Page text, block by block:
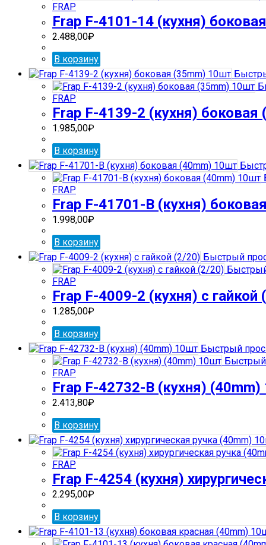
FRAP
Frap F-4101-14 (кухня)
2.488,00₽
В корзину
FRAP
Frap F-4139-2 (кухня)
1.985,00₽
В корзину
FRAP
Frap F-41701-В (кухня)
1.998,00₽
В корзину
Быстрый
FRAP
Frap F-4009-2 (кухня) с гайкой
1.285,00₽
В корзину
Быстрый
FRAP
Frap F-42732-В (кухня)
2.413,80₽
В корзину
FRAP
Frap F-4254 (кухня)
2.295,00₽
В корзину